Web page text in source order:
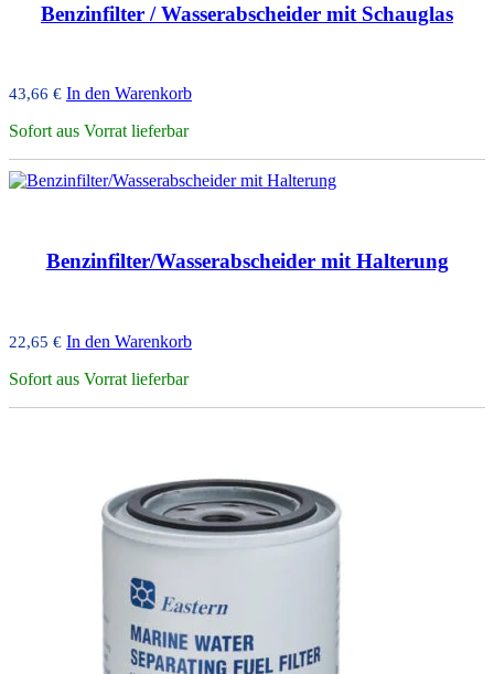
Benzinfilter / Wasserabscheider mit Schauglas
43,66 € In den Warenkorb
Sofort aus Vorrat lieferbar
Benzinfilter/Wasserabscheider mit Halterung
22,65 € In den Warenkorb
Sofort aus Vorrat lieferbar